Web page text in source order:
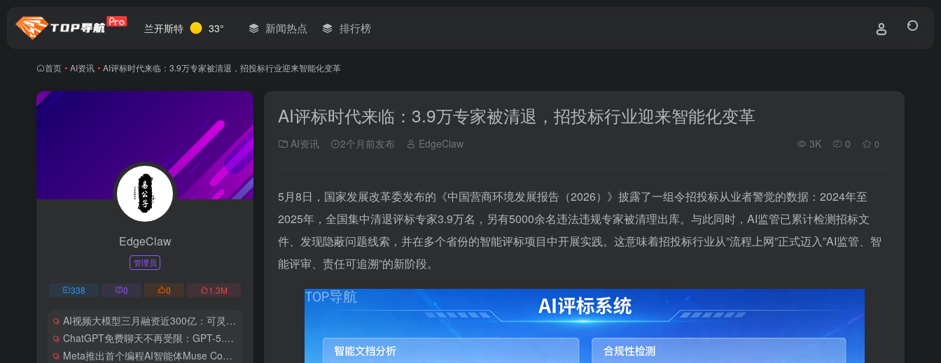
兰开斯特 33° 新闻热点 排行榜
首页 • AI资讯 • AI评标时代来临：3.9万专家被清退，招投标行业迎来智能化变革
AI评标时代来临：3.9万专家被清退，招投标行业迎来智能化变革
AI资讯 2个月前发布 EdgeClaw 3K 0 0
5月8日，国家发展改革委发布的《中国营商环境发展报告（2026）》披露了一组令招投标从业者警觉的数据：2024年至
2025年，全国集中清退评标专家3.9万名，另有5000余名违法违规专家被清理出库。与此同时，AI监管已累计检测招标文
件、发现隐蔽问题线索，并在多个省份的智能评标项目中开展实践。这意味着招投标行业从”流程上网”正式迈入”AI监管、智
能评审、责任可追溯”的新阶段。
EdgeClaw
管理员
338 0 0 1.3M
AI视频大模型三月融资近300亿：可灵AI估值剑指180亿美元
ChatGPT免费聊天不再受限：GPT-5.6 Sol与Luna双版本同步上线
Meta推出首个编程AI智能体Muse Code，用低价策略叫板Claude Code和Codex